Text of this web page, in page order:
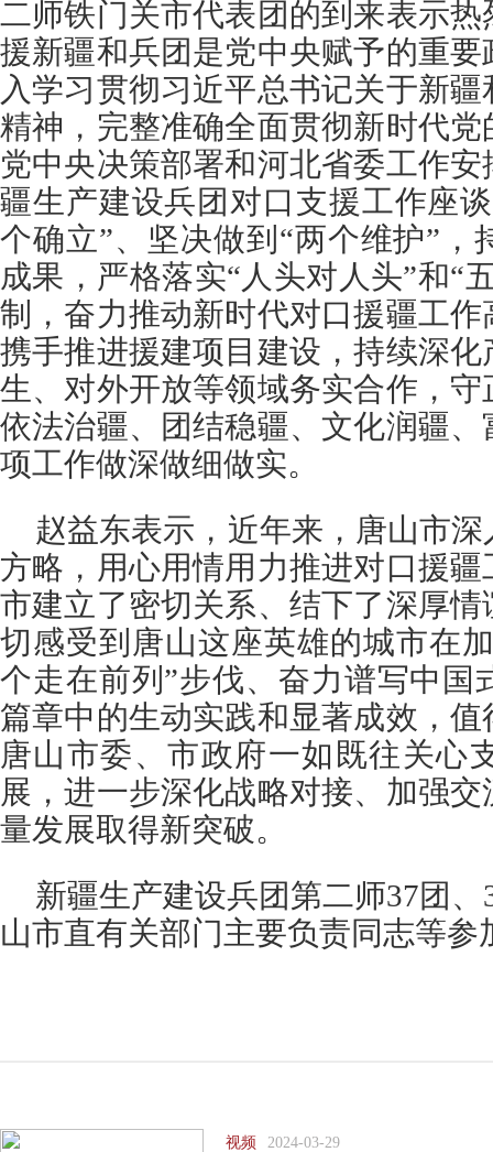
二师铁门关市代表团的到来表示
援新疆和兵团是党中央赋予的重
入学习贯彻习近平总书记关于新
精神，完整准确全面贯彻新时代
党中央决策部署和河北省委工作
疆生产建设兵团对口支援工作座
个确立”、坚决做到“两个维护”，
成果，严格落实“人头对人头”和“
制，奋力推动新时代对口援疆工
携手推进援建项目建设，持续深
生、对外开放等领域务实合作，
依法治疆、团结稳疆、文化润疆
项工作做深做细做实。
赵益东表示，近年来，唐山市
方略，用心用情用力推进对口援
市建立了密切关系、结下了深厚
切感受到唐山这座英雄的城市在
个走在前列”步伐、奋力谱写中国
篇章中的生动实践和显著成效，
唐山市委、市政府一如既往关心
展，进一步深化战略对接、加强
量发展取得新突破。
新疆生产建设兵团第二师37团
山市直有关部门主要负责同志等参
视频 2024-03-29